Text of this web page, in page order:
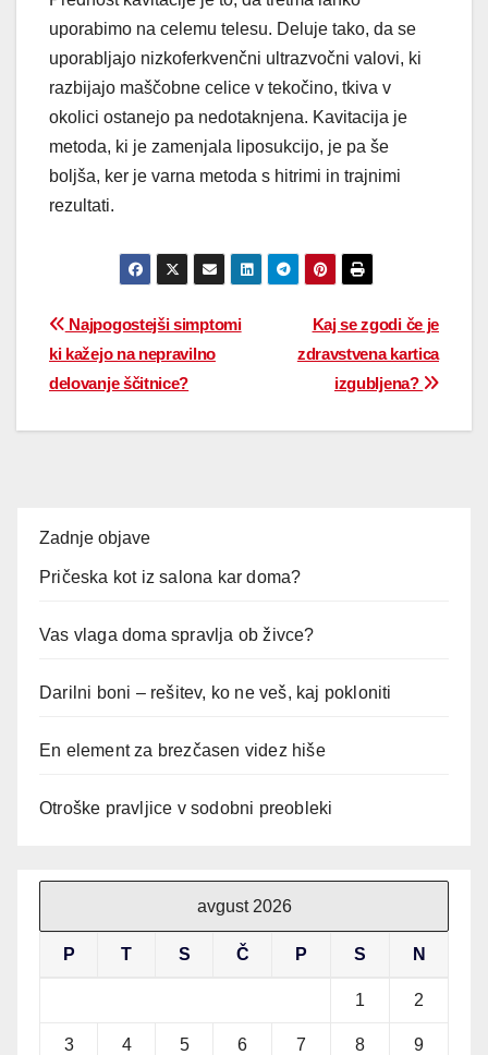
uporabimo na celemu telesu. Deluje tako, da se
uporabljajo nizkoferkvenčni ultrazvočni valovi, ki
razbijajo maščobne celice v tekočino, tkiva v
okolici ostanejo pa nedotaknjena. Kavitacija je
metoda, ki je zamenjala liposukcijo, je pa še
boljša, ker je varna metoda s hitrimi in trajnimi
rezultati.
Kaj se zgodi če je
zdravstvena kartica
izgubljena?
Najpogostejši simptomi
ki kažejo na nepravilno
delovanje ščitnice?
Zadnje objave
Pričeska kot iz salona kar doma?
Vas vlaga doma spravlja ob živce?
Darilni boni – rešitev, ko ne veš, kaj pokloniti
En element za brezčasen videz hiše
Otroške pravljice v sodobni preobleki
avgust 2026
P T S Č P S N
1 2
3 4 5 6 7 8 9